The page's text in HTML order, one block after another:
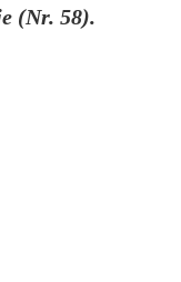
(Nr. 58).